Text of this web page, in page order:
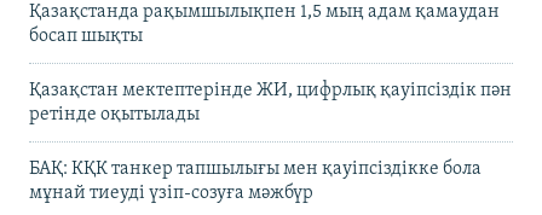
Қазақстанда рақымшылықпен 1,5 мың адам қамаудан
босап шықты
Қазақстан мектептерінде ЖИ, цифрлық қауіпсіздік пән
ретінде оқытылады
БАҚ: КҚК танкер тапшылығы мен қауіпсіздікке бола
мұнай тиеуді үзіп-созуға мәжбүр